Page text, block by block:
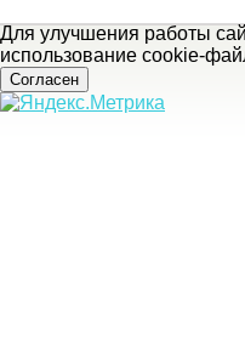
Для улучшения работы
использование cookie-
Согласен